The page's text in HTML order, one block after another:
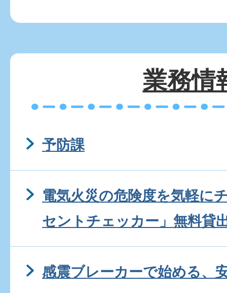
業務情
予防課
電気火災の危険度を気軽に
セントチェッカー」無料貸
感震ブレーカーで始める、